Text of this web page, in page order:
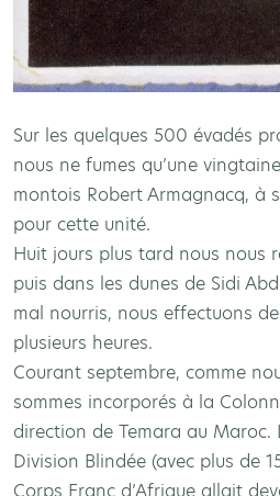
Sur les quelques 500 évadés
nous ne fumes qu’une
montois Robert Armagnacq, à
pour cette unité.
Huit jours plus tard nous nous
puis dans les dunes de Sidi
mal nourris, nous effectuons
plusieurs heures.
Courant septembre, comme
sommes incorporés à la
direction de Temara au
Division Blindée (avec plus de